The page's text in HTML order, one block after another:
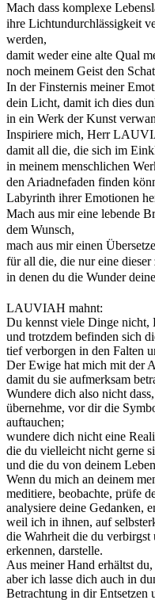
Mach dass komplexe
ihre Lichtundurchlässigkeit
werden,
damit weder eine alte Qual
noch meinem Geist den
In der Finsternis meiner
dein Licht, damit ich dies
in ein Werk der Kunst
Inspiriere mich, Herr
damit all die, die sich im
in meinem menschlichen
den Ariadnefaden finden
Labyrinth ihrer Emotionen
Mach aus mir eine lebende
dem Wunsch,
mach aus mir einen
für all die, die nur eine dieser
in denen du die Wunder
LAUVIAH mahnt:
Du kennst viele Dinge nicht,
und trotzdem befinden sich
tief verborgen in den Falten
Der Ewige hat mich mit der
damit du sie aufmerksam
Wundere dich also nicht
übernehme, vor dir die
auftauchen;
wundere dich nicht eine
die du vielleicht nicht gerne
und die du von deinem
Wenn du mich an deinem
meditiere, beobachte, prüfe
analysiere deine Gedanken,
weil ich in ihnen, auf
die Wahrheit die du verbirgst
erkennen, darstelle.
Aus meiner Hand erhältst
aber ich lasse dich auch in
Betrachtung in dir Entsetzen